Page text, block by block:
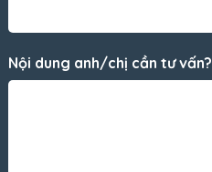
Nội dung anh/chị cần tư vấn?